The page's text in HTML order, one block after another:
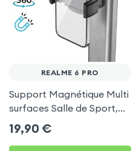
REALME 6 PRO
Support Magnétique Multi
surfaces Salle de Sport,
frigo pour Realme 6 Pro
19,90 €